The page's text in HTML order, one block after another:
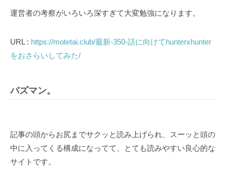
運営者の考察がいろいろ深すぎて大変勉強になります。
URL : https://motetai.club/最新-350-話に向けてhunterxhunter
をおさらいしてみた/
バズマン。
記事の頭からお尻までサクッと読み上げられ、スーッと頭の
中に入ってくる構成になってて、とても読みやすい良心的な
サイトです。